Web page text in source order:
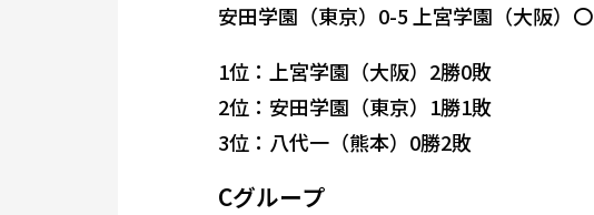
安田学園（東京）0-5 上宮学園（大阪）〇
1位：上宮学園（大阪）2勝0敗
2位：安田学園（東京）1勝1敗
3位：八代一（熊本）0勝2敗
Cグループ